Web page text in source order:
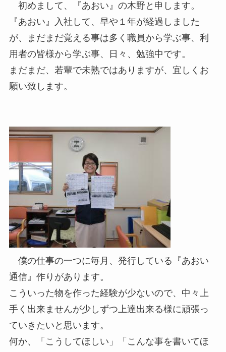
初めまして、『あおい』の木野と申します。
『あおい』入社して、早や１年が経過しました
が、まだまだ覚える事は多く職員から学ぶ事、利
用者の皆様から学ぶ事、日々、勉強中です。
まだまだ、若輩で未熟ではありますが、宜しくお
願い致します。
僕の仕事の一つに毎月、発行している『あおい
通信』作りがあります。
こういった物を作った経験が少ないので、中々上
手く出来ませんが少しずつ上達出来る様に頑張っ
ていきたいと思います。
何か、「こうしてほしい」「こんな事を書いてほ